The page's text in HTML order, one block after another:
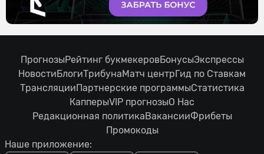
Прогнозы Рейтинг букмекеров БонусыЭкспрессы
Новости БлогиТрибуна Матч центр Гид по Ставкам
Трансляции Партнерские программыСтатистика
КапперыVIP прогнозыО Нас
Редакционная политика ВакансииФрибеты
Промокоды
Наше приложение: